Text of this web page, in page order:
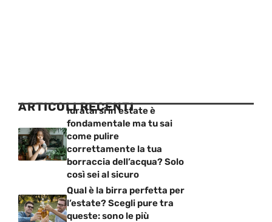
ARTICOLI RECENTI
Idratarsi in estate è
fondamentale ma tu sai
come pulire
correttamente la tua
borraccia dell’acqua? Solo
così sei al sicuro
Qual è la birra perfetta per
l’estate? Scegli pure tra
queste: sono le più